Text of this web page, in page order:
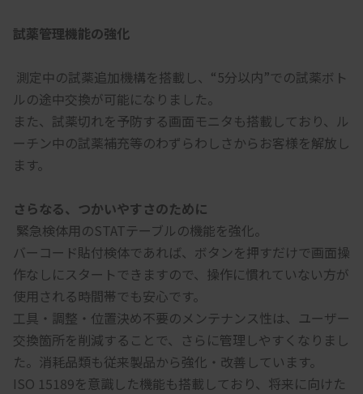
試薬管理機能の強化
測定中の試薬追加機構を搭載し、“5分以内”での試薬ボト
ルの途中交換が可能になりました。
また、試薬切れを予防する画面モニタも搭載しており、ル
ーチン中の試薬補充等のわずらわしさからお客様を解放し
ます。
さらなる、つかいやすさのために
緊急検体用のSTATテーブルの機能を強化。
バーコード貼付検体であれば、ボタンを押すだけで画面操
作なしにスタートできますので、操作に慣れていない方が
使用される時間帯でも安心です。
工具・調整・位置決め不要のメンテナンス性は、ユーザー
交換箇所を削減することで、さらに管理しやすくなりまし
た。消耗品類も従来製品から強化・改善しています。
ISO 15189を意識した機能も搭載しており、将来に向けた